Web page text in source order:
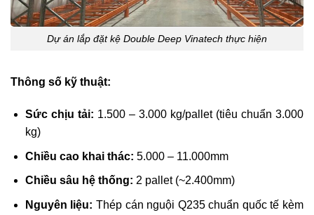
Dự án lắp đặt kệ Double Deep Vinatech thực hiện
Thông số kỹ thuật:
Sức chịu tải: 1.500 – 3.000 kg/pallet (tiêu chuẩn 3.000
kg)
Chiều cao khai thác: 5.000 – 11.000mm
Chiều sâu hệ thống: 2 pallet (~2.400mm)
Nguyên liệu: Thép cán nguội Q235 chuẩn quốc tế kèm